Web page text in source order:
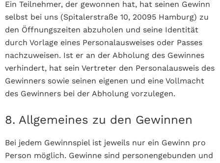
Ein Teilnehmer, der gewonnen hat, hat seinen Gewinn
selbst bei uns (Spitalerstraße 10, 20095 Hamburg) zu
den Öffnungszeiten abzuholen und seine Identität
durch Vorlage eines Personalausweises oder Passes
nachzuweisen. Ist er an der Abholung des Gewinnes
verhindert, hat sein Vertreter den Personalausweis des
Gewinners sowie seinen eigenen und eine Vollmacht
des Gewinners bei der Abholung vorzulegen.
8. Allgemeines zu den Gewinnen
Bei jedem Gewinnspiel ist jeweils nur ein Gewinn pro
Person möglich. Gewinne sind personengebunden und